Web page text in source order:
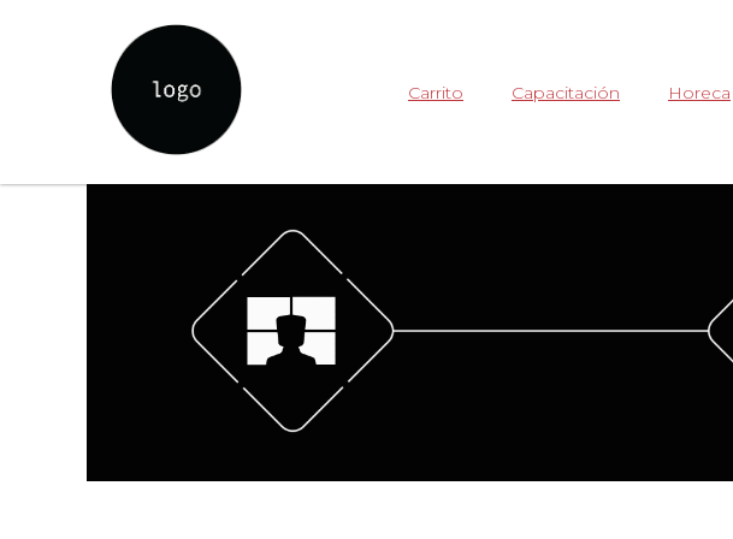
Carrito Capacitación Horeca